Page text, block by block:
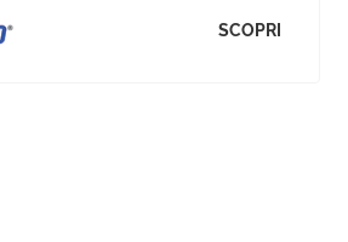
SCOPRI